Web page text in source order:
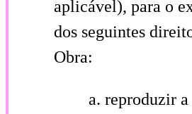
aplicável), para o
dos seguintes
Obra:
reproduzir a